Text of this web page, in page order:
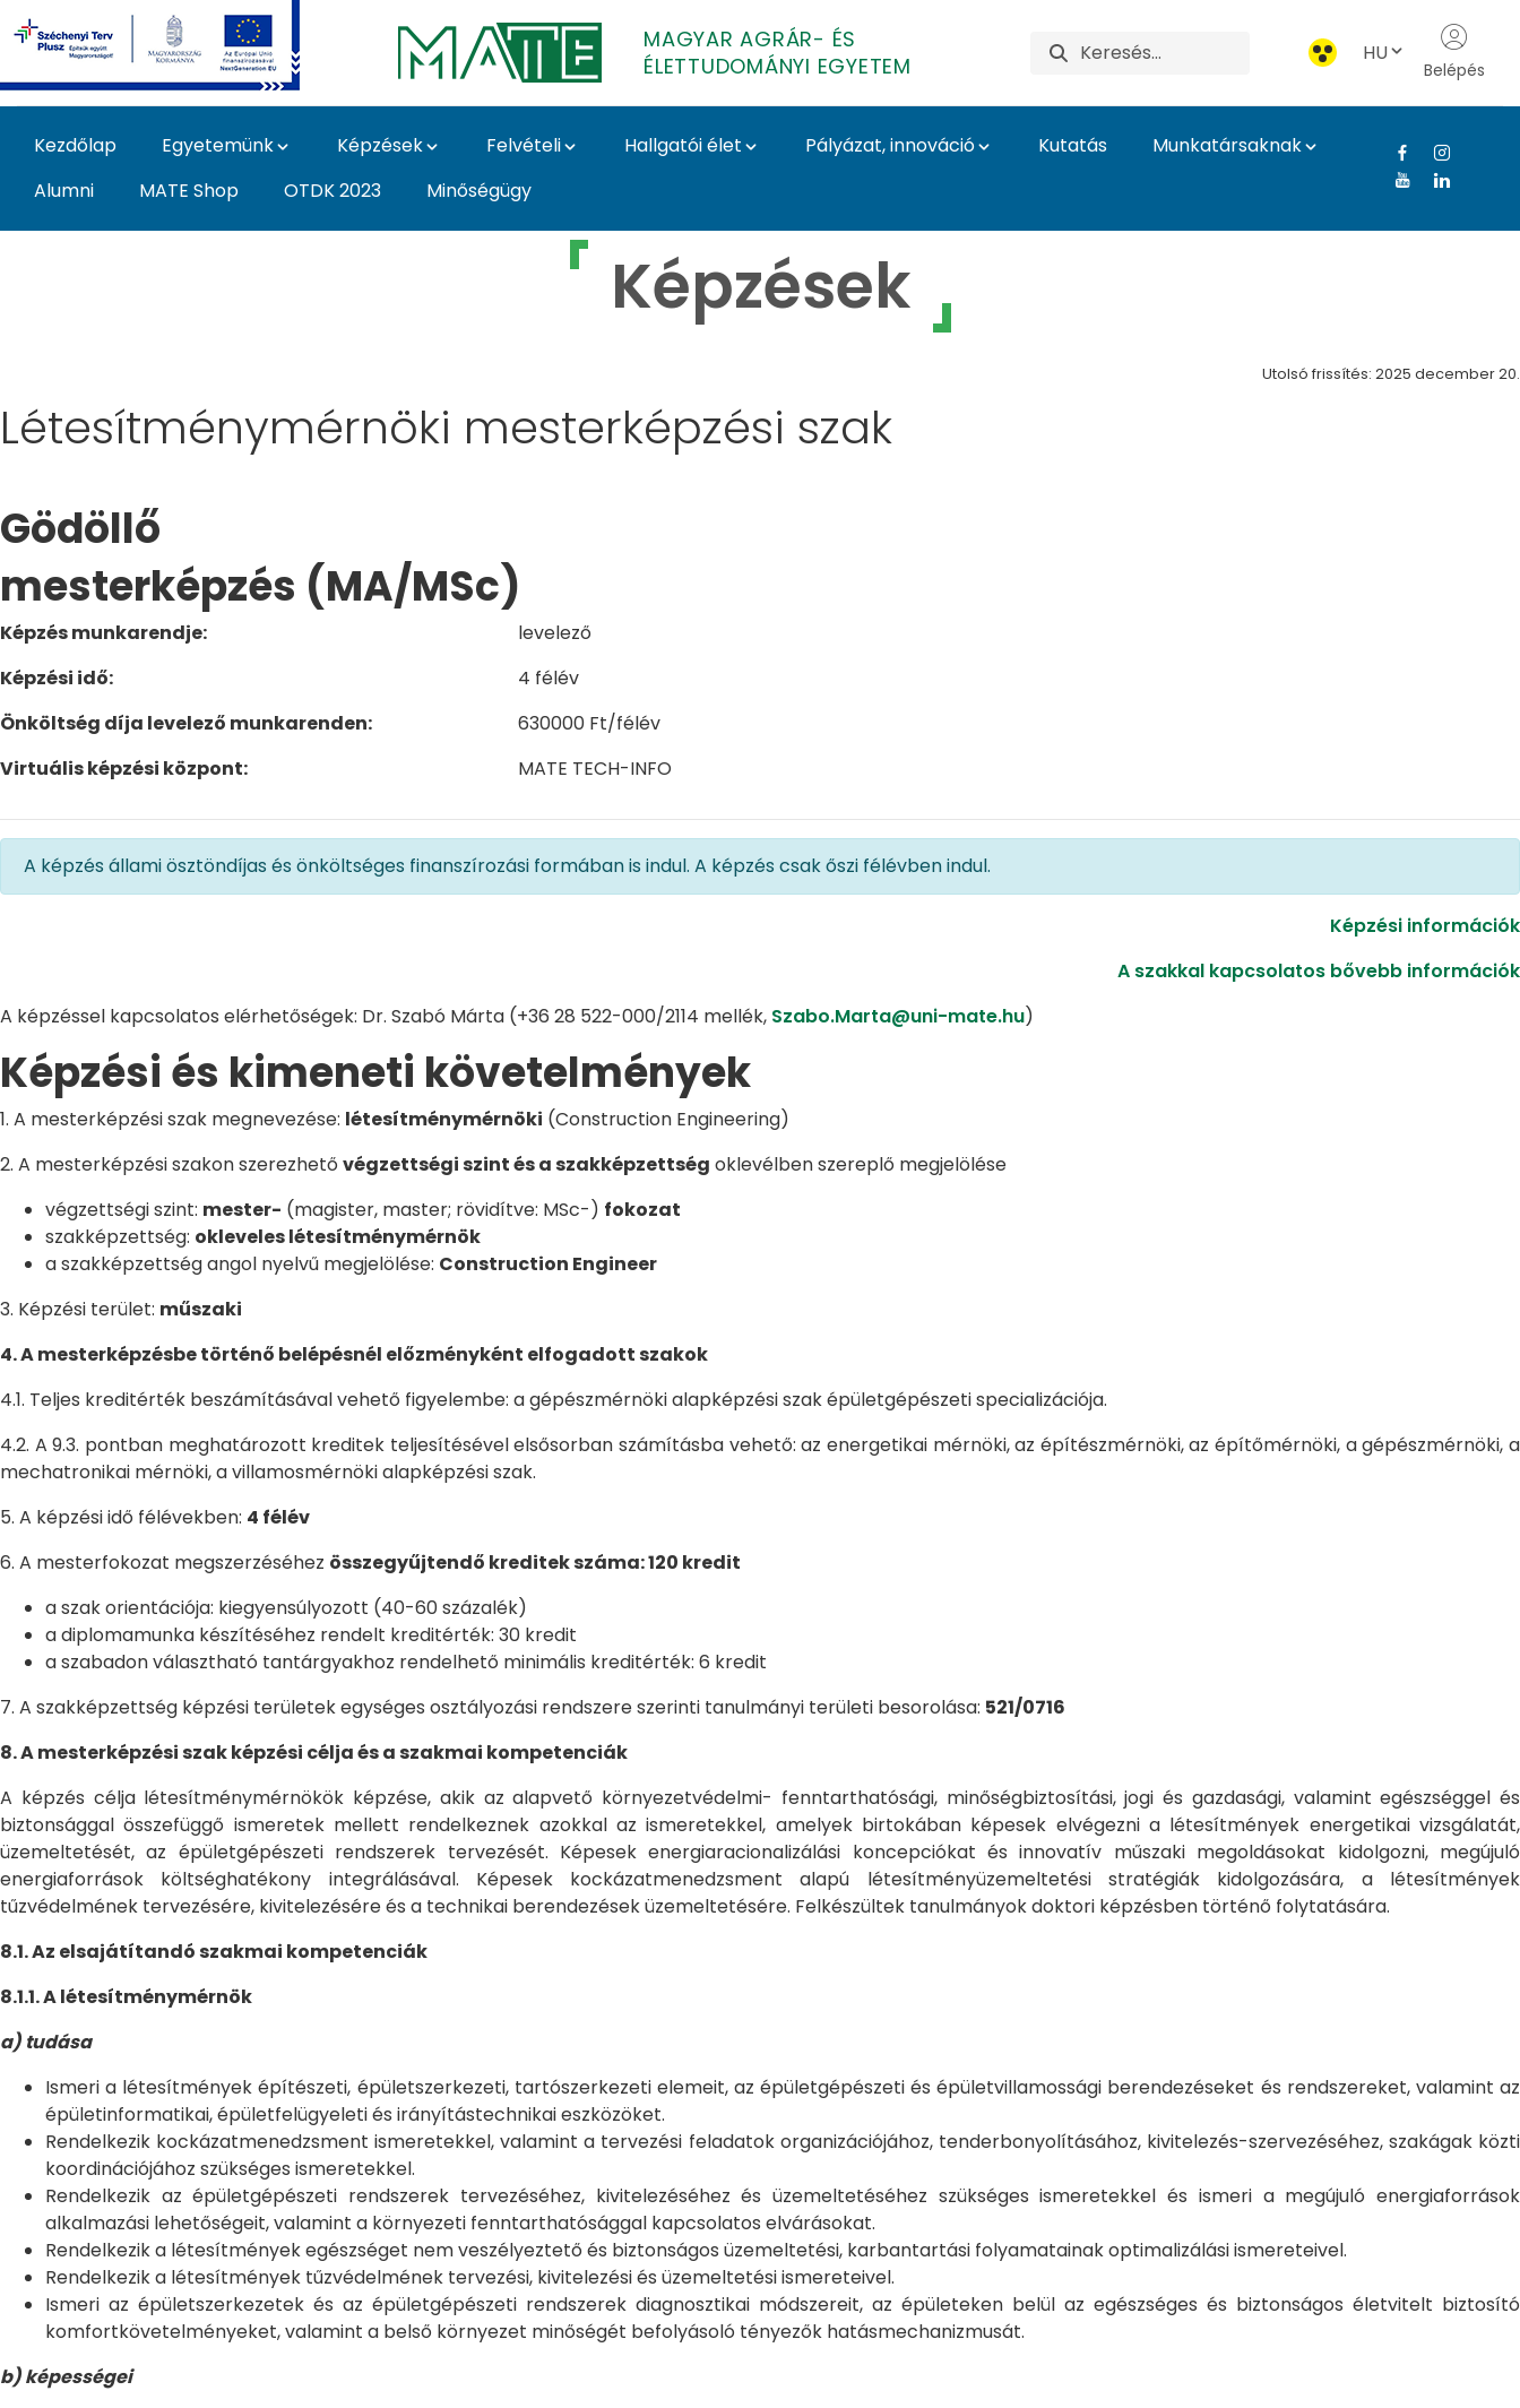
Ugrás a fő tartalomhoz
MAGYAR AGRÁR- ÉS
ÉLETTUDOMÁNYI EGYETEM
HU
Belépés
Kezdőlap Egyetemünk Képzések Felvételi Hallgatói élet Pályázat, innováció Kutatás
Munkatársaknak
Alumni
MATE Shop OTDK 2023 Minőségügy
Képzés - Magyar Agrár- és Élettudományi Egyetem
Képzések
Utolsó frissítés: 2025 december 20.
Létesítménymérnöki mesterképzési szak
Gödöllő
mesterképzés (MA/MSc)
Képzés munkarendje:
levelező
Képzési idő:
4 félév
Önköltség díja levelező munkarenden:
630000 Ft/félév
Virtuális képzési központ:
MATE TECH-INFO
A képzés állami ösztöndíjas és önköltséges finanszírozási formában is indul. A képzés csak őszi félévben indul.
Képzési információk
A szakkal kapcsolatos bővebb információk
A képzéssel kapcsolatos elérhetőségek: Dr. Szabó Márta (+36 28 522-000/2114 mellék, Szabo.Marta@uni-mate.hu)
Képzési és kimeneti követelmények
1. A mesterképzési szak megnevezése: létesítménymérnöki (Construction Engineering)
2. A mesterképzési szakon szerezhető végzettségi szint és a szakképzettség oklevélben szereplő megjelölése
végzettségi szint: mester- (magister, master; rövidítve: MSc-) fokozat
szakképzettség: okleveles létesítménymérnök
a szakképzettség angol nyelvű megjelölése: Construction Engineer
3. Képzési terület: műszaki
4. A mesterképzésbe történő belépésnél előzményként elfogadott szakok
4.1. Teljes kreditérték beszámításával vehető figyelembe: a gépészmérnöki alapképzési szak épületgépészeti specializációja.
4.2. A 9.3. pontban meghatározott kreditek teljesítésével elsősorban számításba vehető: az energetikai mérnöki, az építészmérnöki, az építőmérnöki, a gépészmérnöki, a
mechatronikai mérnöki, a villamosmérnöki alapképzési szak.
5. A képzési idő félévekben: 4 félév
6. A mesterfokozat megszerzéséhez összegyűjtendő kreditek száma: 120 kredit
a szak orientációja: kiegyensúlyozott (40-60 százalék)
a diplomamunka készítéséhez rendelt kreditérték: 30 kredit
a szabadon választható tantárgyakhoz rendelhető minimális kreditérték: 6 kredit
7. A szakképzettség képzési területek egységes osztályozási rendszere szerinti tanulmányi területi besorolása: 521/0716
8. A mesterképzési szak képzési célja és a szakmai kompetenciák
A képzés célja létesítménymérnökök képzése, akik az alapvető környezetvédelmi- fenntarthatósági, minőségbiztosítási, jogi és gazdasági, valamint egészséggel és
biztonsággal összefüggő ismeretek mellett rendelkeznek azokkal az ismeretekkel, amelyek birtokában képesek elvégezni a létesítmények energetikai vizsgálatát,
üzemeltetését, az épületgépészeti rendszerek tervezését. Képesek energiaracionalizálási koncepciókat és innovatív műszaki megoldásokat kidolgozni, megújuló
energiaforrások költséghatékony integrálásával. Képesek kockázatmenedzsment alapú létesítményüzemeltetési stratégiák kidolgozására, a létesítmények
tűzvédelmének tervezésére, kivitelezésére és a technikai berendezések üzemeltetésére. Felkészültek tanulmányok doktori képzésben történő folytatására.
8.1. Az elsajátítandó szakmai kompetenciák
8.1.1. A létesítménymérnök
a) tudása
Ismeri a létesítmények építészeti, épületszerkezeti, tartószerkezeti elemeit, az épületgépészeti és épületvillamossági berendezéseket és rendszereket, valamint az
épületinformatikai, épületfelügyeleti és irányítástechnikai eszközöket.
Rendelkezik kockázatmenedzsment ismeretekkel, valamint a tervezési feladatok organizációjához, tenderbonyolításához, kivitelezés-szervezéséhez, szakágak közti
koordinációjához szükséges ismeretekkel.
Rendelkezik az épületgépészeti rendszerek tervezéséhez, kivitelezéséhez és üzemeltetéséhez szükséges ismeretekkel és ismeri a megújuló energiaforrások
alkalmazási lehetőségeit, valamint a környezeti fenntarthatósággal kapcsolatos elvárásokat.
Rendelkezik a létesítmények egészséget nem veszélyeztető és biztonságos üzemeltetési, karbantartási folyamatainak optimalizálási ismereteivel.
Rendelkezik a létesítmények tűzvédelmének tervezési, kivitelezési és üzemeltetési ismereteivel.
Ismeri az épületszerkezetek és az épületgépészeti rendszerek diagnosztikai módszereit, az épületeken belül az egészséges és biztonságos életvitelt biztosító
komfortkövetelményeket, valamint a belső környezet minőségét befolyásoló tényezők hatásmechanizmusát.
b) képességei